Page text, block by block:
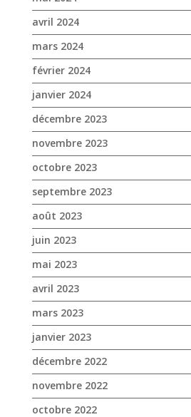
novembre 2023
octobre 2023
septembre 2023
août 2023
juin 2023
mai 2023
avril 2023
mars 2023
janvier 2023
décembre 2022
novembre 2022
octobre 2022
septembre 2022
août 2022
juillet 2022
juin 2022